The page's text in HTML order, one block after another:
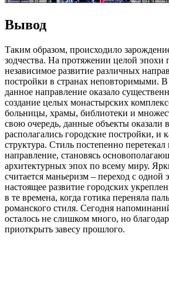
Вывод
Таким образом, происходило
зодчества. На протяжении целой эпохи
независимое развитие различных
постройки в странах неповторимыми. В
данное направление оказало
создание целых монастырских
больницы, храмы, библиотеки и
свою очередь, данные объекты оказали
располагались городские постройки, и
структура. Стиль постепенно перетекал
направление, становясь
архитектурных эпох по всему миру.
считается маньеризм – переход с
настоящее развитие городских
в те времена, когда готика переняла
романского стиля. Сегодня
осталось не слишком много, но
приоткрыть завесу прошлого.